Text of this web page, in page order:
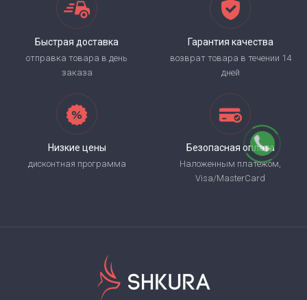
Быстрая доставка
отправка товара в день
заказа
Гарантия качества
возврат товара в течении 14
дней
Низкие цены
дисконтная программа
Безопасная оплата
Наложенным платежом,
Visa/MasterCard